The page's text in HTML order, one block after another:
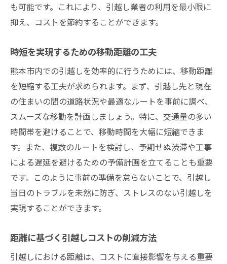
も可能です。これにより、引越し業者の利用を最小限に
抑え、コストを節約することができます。
時短を実現するための移動距離の工夫
熊本市内での引越しを効率的に行うためには、移動距離
を短縮する工夫が求められます。まず、引越し先と現在
の住まいの間の道路状況や最適なルートを事前に調べ、
スムーズな移動を計画しましょう。特に、交通量の多い
時間帯を避けることで、移動時間を大幅に短縮できま
す。また、複数のルートを検討し、予期せぬ渋滞や工事
による遅延を避けるための予備計画を立てることも重要
です。このように事前の準備を怠らないことで、引越し
当日のトラブルを未然に防ぎ、ストレスのない引越しを
実現することができます。
距離に基づく引越しコストの削減方法
引越しにおける距離は、コストに直接影響を与える重要